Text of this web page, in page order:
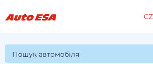
CZ
Пошук автомобіля